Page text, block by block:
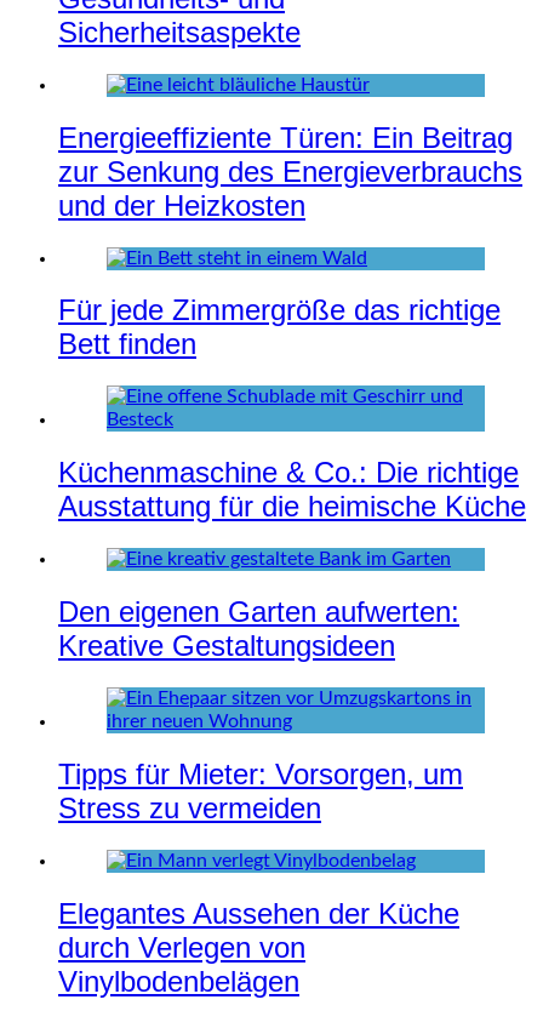
Sicherheitsaspekte
Energieeffiziente Türen: Ein Beitrag
zur Senkung des Energieverbrauchs
und der Heizkosten
Für jede Zimmergröße das richtige
Bett finden
Küchenmaschine & Co.: Die richtige
Ausstattung für die heimische Küche
Den eigenen Garten aufwerten:
Kreative Gestaltungsideen
Tipps für Mieter: Vorsorgen, um
Stress zu vermeiden
Elegantes Aussehen der Küche
durch Verlegen von
Vinylbodenbelägen